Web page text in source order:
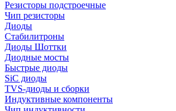
Резисторы подстроечные
Чип резисторы
Диоды
Стабилитроны
Диоды Шоттки
Диодные мосты
Быстрые диоды
SiC диоды
TVS-диоды и сборки
Индуктивные компоненты